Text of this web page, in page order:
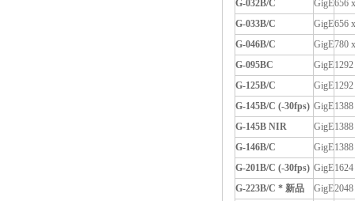
G-032B/C
GigE656
G-033B/C
GigE656
G-046B/C
GigE780
G-095BC
GigE
G-125B/C
GigE
G-145B/C (-30fps) GigE
G-145B NIR
GigE
G-146B/C
GigE
G-201B/C (-30fps) GigE
G-223B/C * 新品 GigE